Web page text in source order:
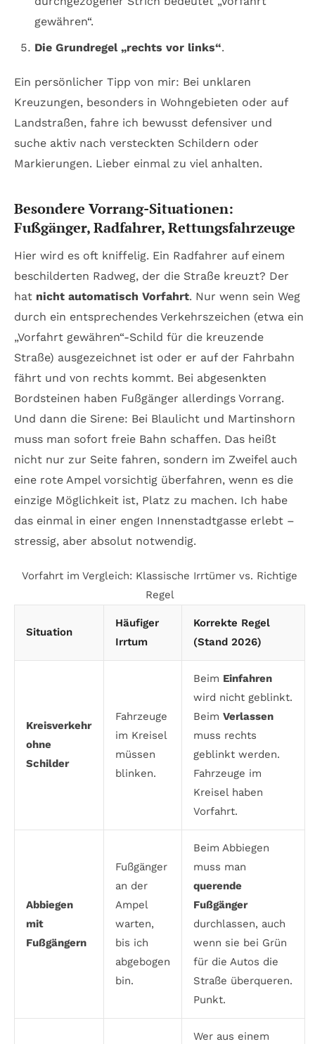
gewähren“.
Die Grundregel „rechts vor links“.
Ein persönlicher Tipp von mir: Bei unklaren
Kreuzungen, besonders in Wohngebieten oder auf
Landstraßen, fahre ich bewusst defensiver und
suche aktiv nach versteckten Schildern oder
Markierungen. Lieber einmal zu viel anhalten.
Besondere Vorrang-Situationen:
Fußgänger, Radfahrer, Rettungsfahrzeuge
Hier wird es oft kniffelig. Ein Radfahrer auf einem
beschilderten Radweg, der die Straße kreuzt? Der
hat nicht automatisch Vorfahrt. Nur wenn sein Weg
durch ein entsprechendes Verkehrszeichen (etwa ein
„Vorfahrt gewähren“-Schild für die kreuzende
Straße) ausgezeichnet ist oder er auf der Fahrbahn
fährt und von rechts kommt. Bei abgesenkten
Bordsteinen haben Fußgänger allerdings Vorrang.
Und dann die Sirene: Bei Blaulicht und Martinshorn
muss man sofort freie Bahn schaffen. Das heißt
nicht nur zur Seite fahren, sondern im Zweifel auch
eine rote Ampel vorsichtig überfahren, wenn es die
einzige Möglichkeit ist, Platz zu machen. Ich habe
das einmal in einer engen Innenstadtgasse erlebt –
stressig, aber absolut notwendig.
Vorfahrt im Vergleich: Klassische Irrtümer vs. Richtige
Regel
Situation
Häufiger
Irrtum
Korrekte Regel
(Stand 2026)
Kreisverkehr
ohne
Schilder
Fahrzeuge
im Kreisel
müssen
blinken.
Beim Einfahren
wird nicht geblinkt.
Beim Verlassen
muss rechts
geblinkt werden.
Fahrzeuge im
Kreisel haben
Vorfahrt.
Abbiegen
mit
Fußgängern
Fußgänger
an der
Ampel
warten,
bis ich
abgebogen
bin.
Beim Abbiegen
muss man
querende
Fußgänger
durchlassen, auch
wenn sie bei Grün
für die Autos die
Straße überqueren.
Punkt.
Wer aus einem